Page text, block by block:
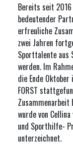
Bereits seit 2016
bedeutender
erfreuliche
zwei Jahren
Sporttalente
werden. Im
die Ende
FORST
Zusammenarbeit
wurde von
und Sporthilfe-
unterzeichnet.